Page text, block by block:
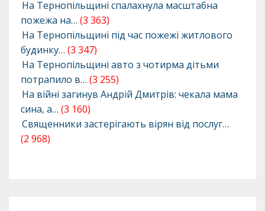
На Тернопільщині спалахнула масштабна
пожежа на… (3 363)
На Тернопільщині під час пожежі житлового
будинку… (3 347)
На Тернопільщині авто з чотирма дітьми
потрапило в… (3 255)
На війні загинув Андрій Дмитрів: чекала мама
сина, а… (3 160)
Священники застерігають вірян від послуг…
(2 968)